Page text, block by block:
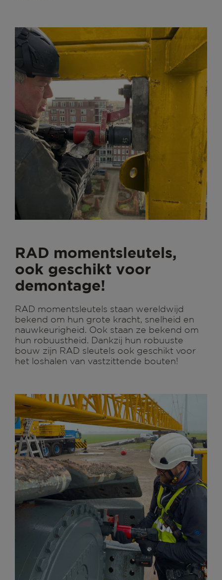
RAD momentsleutels,
ook geschikt voor
demontage!
RAD momentsleutels staan wereldwijd
bekend om hun grote kracht, snelheid en
nauwkeurigheid. Ook staan ze bekend om
hun robuustheid. Dankzij hun robuuste
bouw zijn RAD sleutels ook geschikt voor
het loshalen van vastzittende bouten!